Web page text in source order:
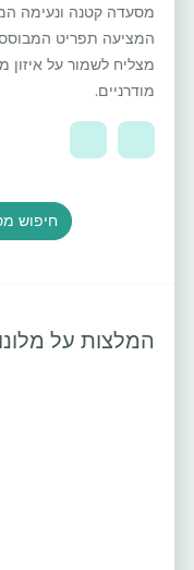
מסעדה קטנה ונעימה
המציעה תפריט המבוסס
מצליח לשמור על איזון
מודרניים.
חיפוש
המלצות על